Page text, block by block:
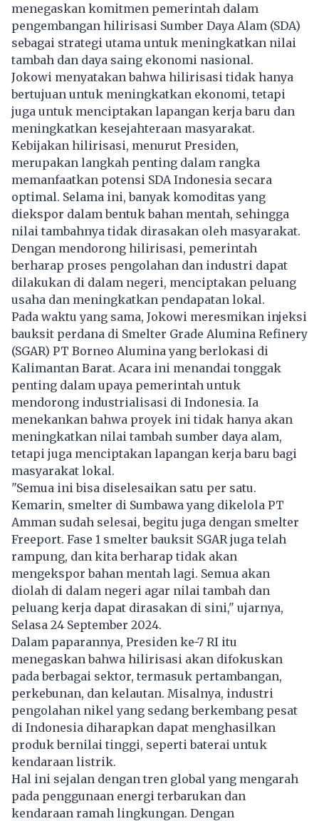
menegaskan komitmen pemerintah dalam
pengembangan hilirisasi Sumber Daya Alam (SDA)
sebagai strategi utama untuk meningkatkan nilai
tambah dan daya saing ekonomi nasional.
Jokowi menyatakan bahwa hilirisasi tidak hanya
bertujuan untuk meningkatkan ekonomi, tetapi
juga untuk menciptakan lapangan kerja baru dan
meningkatkan kesejahteraan masyarakat.
Kebijakan hilirisasi, menurut Presiden,
merupakan langkah penting dalam rangka
memanfaatkan potensi SDA Indonesia secara
optimal. Selama ini, banyak komoditas yang
diekspor dalam bentuk bahan mentah, sehingga
nilai tambahnya tidak dirasakan oleh masyarakat.
Dengan mendorong hilirisasi, pemerintah
berharap proses pengolahan dan industri dapat
dilakukan di dalam negeri, menciptakan peluang
usaha dan meningkatkan pendapatan lokal.
Pada waktu yang sama, Jokowi meresmikan injeksi
bauksit perdana di Smelter Grade Alumina Refinery
(SGAR) PT Borneo Alumina yang berlokasi di
Kalimantan Barat. Acara ini menandai tonggak
penting dalam upaya pemerintah untuk
mendorong industrialisasi di Indonesia. Ia
menekankan bahwa proyek ini tidak hanya akan
meningkatkan nilai tambah sumber daya alam,
tetapi juga menciptakan lapangan kerja baru bagi
masyarakat lokal.
"Semua ini bisa diselesaikan satu per satu.
Kemarin, smelter di Sumbawa yang dikelola PT
Amman sudah selesai, begitu juga dengan smelter
Freeport. Fase 1 smelter bauksit SGAR juga telah
rampung, dan kita berharap tidak akan
mengekspor bahan mentah lagi. Semua akan
diolah di dalam negeri agar nilai tambah dan
peluang kerja dapat dirasakan di sini," ujarnya,
Selasa 24 September 2024.
Dalam paparannya, Presiden ke-7 RI itu
menegaskan bahwa hilirisasi akan difokuskan
pada berbagai sektor, termasuk pertambangan,
perkebunan, dan kelautan. Misalnya, industri
pengolahan nikel yang sedang berkembang pesat
di Indonesia diharapkan dapat menghasilkan
produk bernilai tinggi, seperti baterai untuk
kendaraan listrik.
Hal ini sejalan dengan tren global yang mengarah
pada penggunaan energi terbarukan dan
kendaraan ramah lingkungan. Dengan